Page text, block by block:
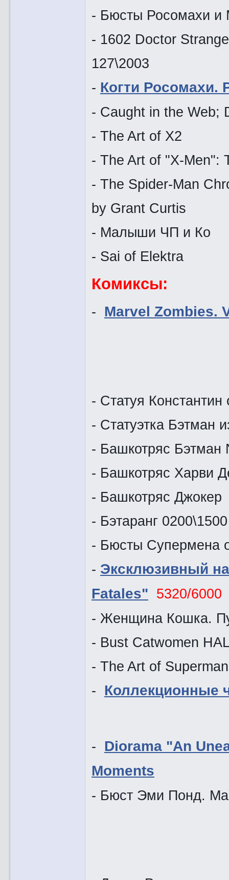
- Бюсты Росомахи и
- 1602 Doctor
127\2003
- Когти Росомахи.
- Caught in the Web;
- The Art of X2
- The Art of "X-Men":
- The Spider-Man
by Grant Curtis
- Малыши ЧП и Ко
- Sai of Elektra
Комиксы:
- Marvel Zombies.
- Статуя
- Статуэтка Бэтман
- Башкотряс Бэтман
- Башкотряс Харви
- Башкотряс Джокер
- Бэтаранг 0200\1500
- Бюсты Супермена
- Эксклюзивный
Fatales" 5320/6000
- Женщина Кошка.
- Bust Catwomen
- The Art of
- Коллекционные
- Diorama "An
Moments
- Бюст Эми Понд.